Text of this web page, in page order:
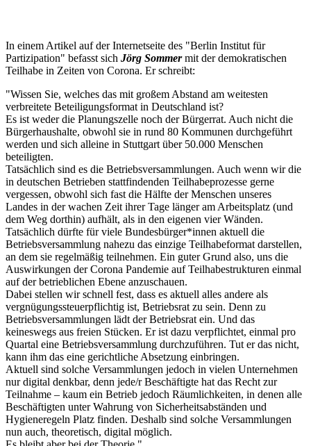
In einem Artikel auf der Internetseite des "Berlin Institut für
Partizipation" befasst sich Jörg Sommermit der demokratischen
Teilhabe in Zeiten von Corona. Er schreibt:
"Wissen Sie, welches das mit großem Abstand am weitesten
verbreitete Beteiligungsformat in Deutschland ist?
Es ist weder die Planungszelle noch der Bürgerrat. Auch nicht die
Bürgerhaushalte, obwohl sie in rund 80 Kommunen durchgeführt
werden und sich alleine in Stuttgart über 50.000 Menschen
beteiligten.
Tatsächlich sind es die Betriebsversammlungen. Auch wenn wir die
in deutschen Betrieben stattfindenden Teilhabeprozesse gerne
vergessen, obwohl sich fast die Hälfte der Menschen unseres
Landes in der wachen Zeit ihrer Tage länger am Arbeitsplatz (und
dem Weg dorthin) aufhält, als in den eigenen vier Wänden.
Tatsächlich dürfte für viele Bundesbürger*innen aktuell die
Betriebsversammlung nahezu das einzige Teilhabeformat darstellen,
an dem sie regelmäßig teilnehmen. Ein guter Grund also, uns die
Auswirkungen der Corona Pandemie auf Teilhabestrukturen einmal
auf der betrieblichen Ebene anzuschauen.
Dabei stellen wir schnell fest, dass es aktuell alles andere als
vergnügungssteuerpflichtig ist, Betriebsrat zu sein. Denn zu
Betriebsversammlungen lädt der Betriebsrat ein. Und das
keineswegs aus freien Stücken. Er ist dazu verpflichtet, einmal pro
Quartal eine Betriebsversammlung durchzuführen. Tut er das nicht,
kann ihm das eine gerichtliche Absetzung einbringen.
Aktuell sind solche Versammlungen jedoch in vielen Unternehmen
nur digital denkbar, denn jede/r Beschäftigte hat das Recht zur
Teilnahme – kaum ein Betrieb jedoch Räumlichkeiten, in denen alle
Beschäftigten unter Wahrung von Sicherheitsabständen und
Hygieneregeln Platz finden. Deshalb sind solche Versammlungen
nun auch, theoretisch, digital möglich.